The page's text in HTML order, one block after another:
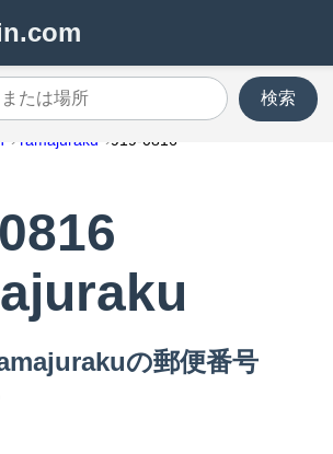
たは場所
検索
Yamajuraku 919-0816
の郵便番号